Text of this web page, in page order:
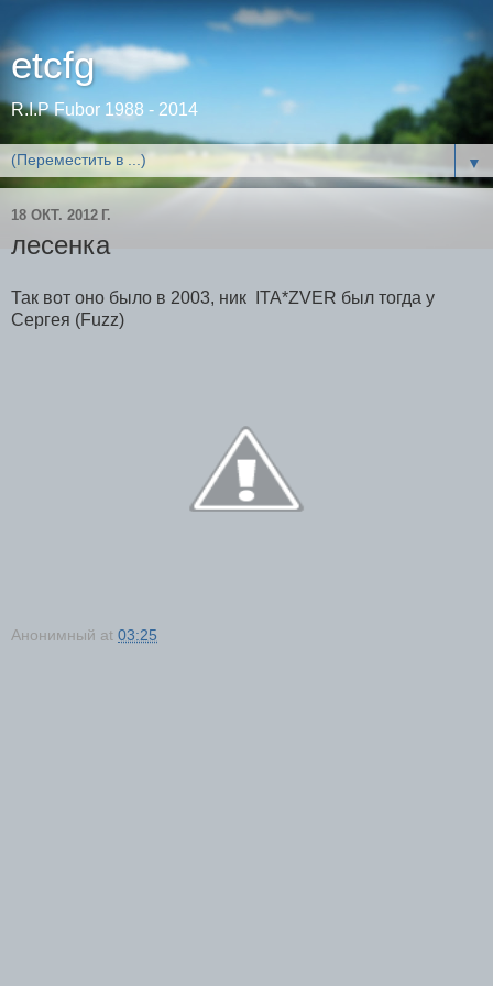
etcfg
R.I.P Fubor 1988 - 2014
▼
18 ОКТ. 2012 Г.
лесенка
Так вот оно было в 2003, ник ITA*ZVER был тогда у
Сергея (Fuzz)
Анонимный at 03:25